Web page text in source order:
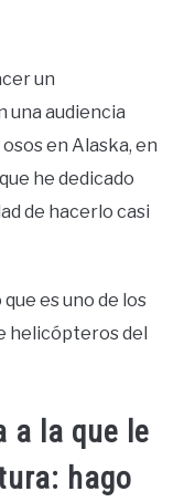
un
una audiencia
en Alaska, en
he dedicado
de hacerlo casi
es uno de los
helicópteros del
a la que le
hago